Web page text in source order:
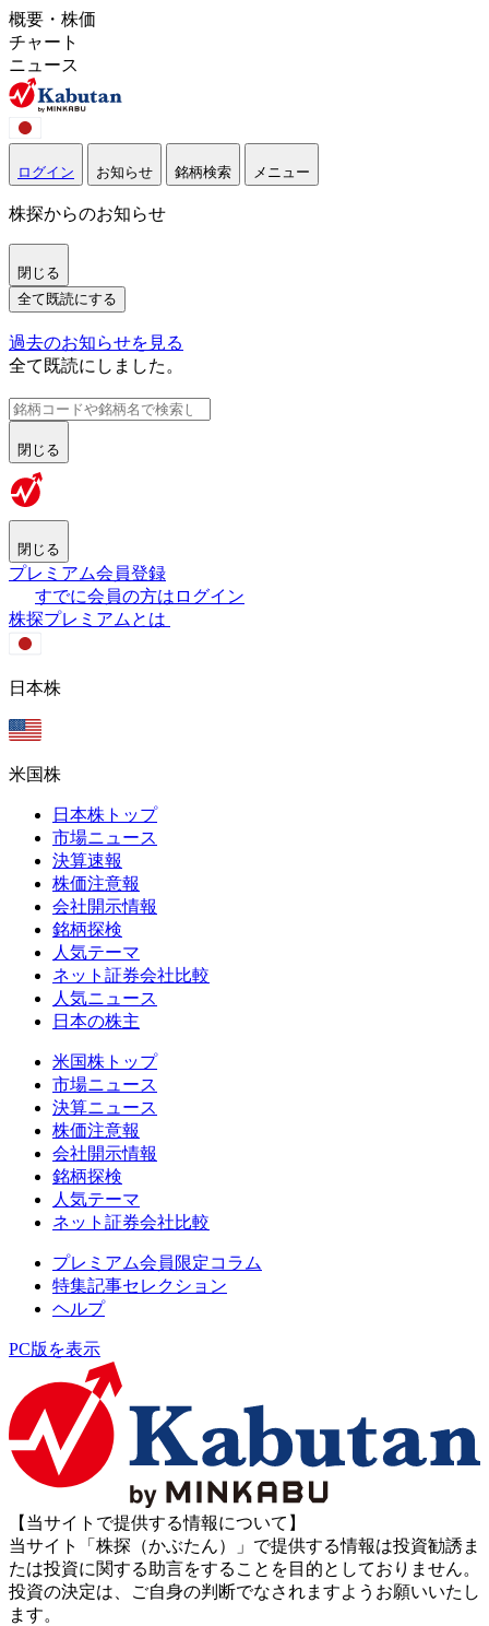
概要・株価
チャート
ニュース
ログイン お知らせ 銘柄検索 メニュー
株探からのお知らせ
閉じる
全て既読にする
過去のお知らせを見る
全て既読にしました。
閉じる
閉じる
プレミアム会員登録
すでに会員の方はログイン
株探プレミアムとは
日本株
米国株
日本株トップ
市場ニュース
決算速報
株価注意報
会社開示情報
銘柄探検
人気テーマ
ネット証券会社比較
人気ニュース
日本の株主
米国株トップ
市場ニュース
決算ニュース
株価注意報
会社開示情報
銘柄探検
人気テーマ
ネット証券会社比較
プレミアム会員限定コラム
特集記事セレクション
ヘルプ
PC版を表示
【当サイトで提供する情報について】
当サイト「株探（かぶたん）」で提供する情報は投資勧誘ま
たは投資に関する助言をすることを目的としておりません。
投資の決定は、ご自身の判断でなされますようお願いいたし
ます。